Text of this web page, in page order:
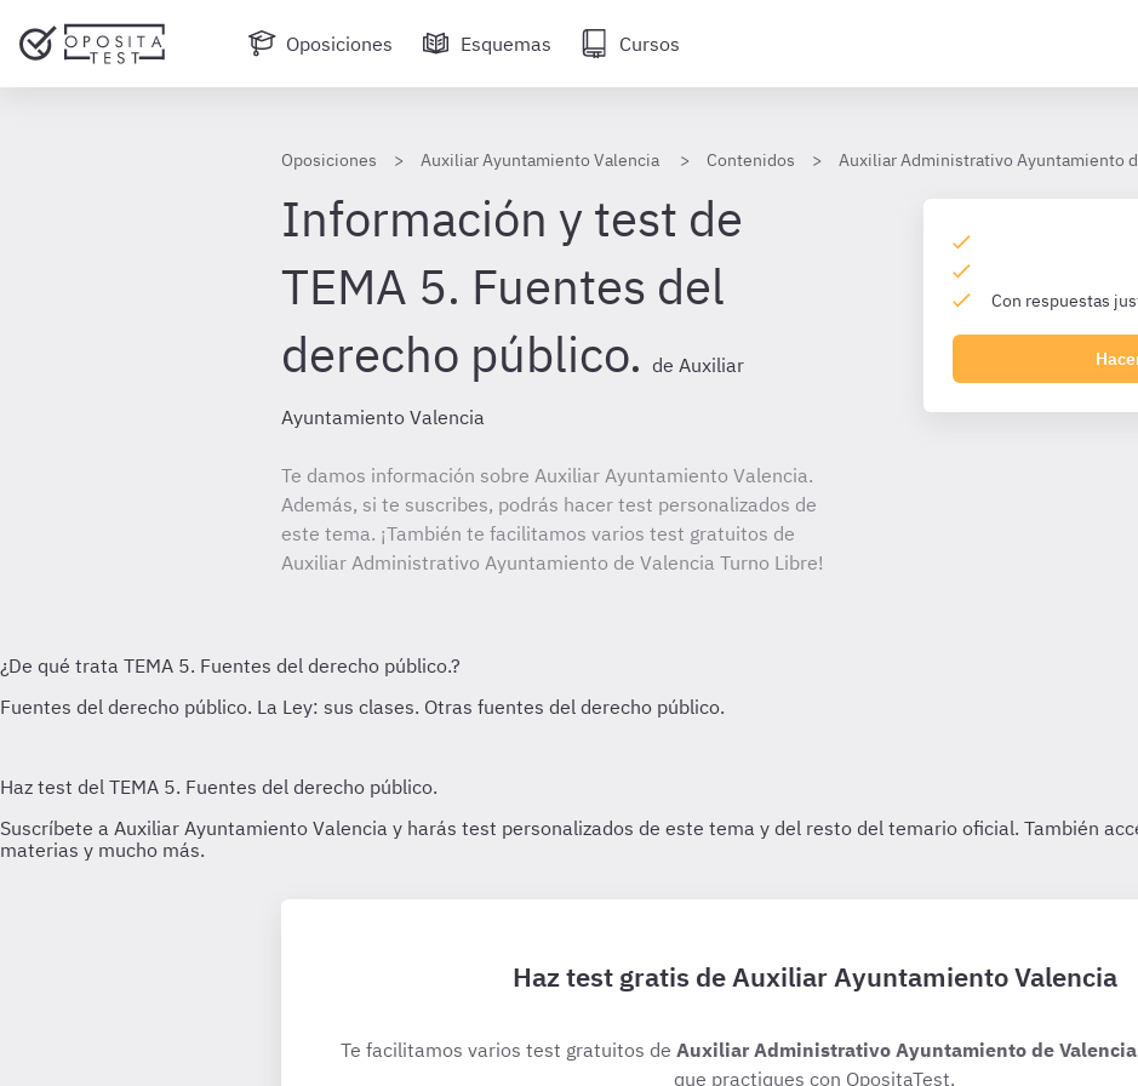
Oposiciones Esquemas Cursos
Oposiciones Auxiliar Ayuntamiento Valencia Contenidos Auxiliar Administrativo Ayuntamiento
Información y test de
TEMA 5. Fuentes del
derecho público. de Auxiliar
Ayuntamiento Valencia
Te damos información sobre Auxiliar Ayuntamiento Valencia.
Además, si te suscribes, podrás hacer test personalizados de
este tema. ¡También te facilitamos varios test gratuitos de
Auxiliar Administrativo Ayuntamiento de Valencia Turno Libre!
Con respuestas
Haz test gratis de Auxiliar Ayuntamiento Valencia
Te facilitamos varios test gratuitos de Auxiliar Administrativo Ayuntamiento de Valencia
que practiques con OpositaTest.